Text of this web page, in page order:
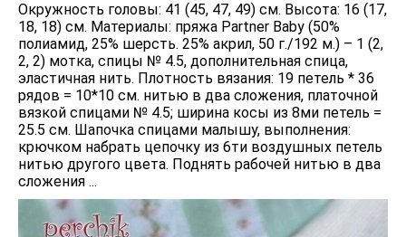
Окружность головы: 41 (45, 47, 49) см. Высота: 16 (17,
18, 18) см. Материалы: пряжа Partner Baby (50%
полиамид, 25% шерсть. 25% акрил, 50 г./192 м.) – 1 (2,
2, 2) мотка, спицы № 4.5, дополнительная спица,
эластичная нить. Плотность вязания: 19 петель * 36
рядов = 10*10 см. нитью в два сложения, платочной
вязкой спицами № 4.5; ширина косы из 8ми петель =
25.5 см. Шапочка спицами малышу, выполнения:
крючком набрать цепочку из 6ти воздушных петель
нитью другого цвета. Поднять рабочей нитью в два
сложения ...